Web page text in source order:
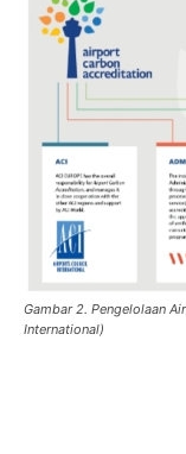
Gambar 2. Pengelolaan
International)